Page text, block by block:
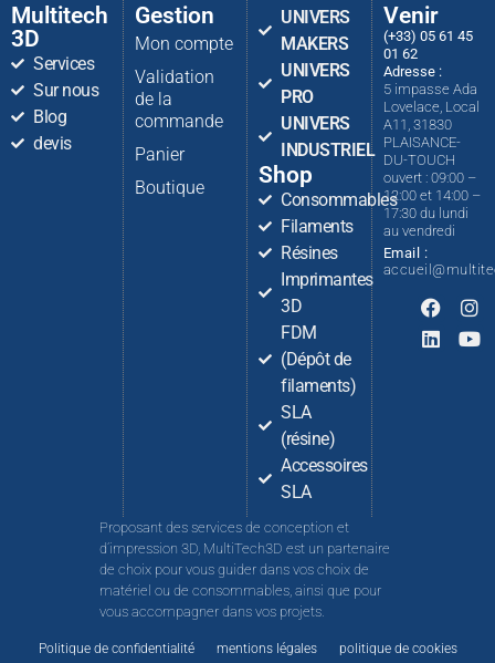
Multitech
3D
Services
Sur nous
Blog
devis
Gestion
Mon compte
Validation
de la
commande
Panier
Boutique
UNIVERS
MAKERS
UNIVERS
PRO
UNIVERS
INDUSTRIEL
Shop
Consommables
Filaments
Résines
Imprimantes
3D
FDM
(Dépôt de
filaments)
SLA
(résine)
Accessoires
SLA
Venir
(+33) 05 61 45
01 62
Adresse :
5 impasse Ada
Lovelace, Local
A11, 31830
PLAISANCE-
DU-TOUCH
ouvert : 09:00 –
12:00 et 14:00 –
17:30 du lundi
au vendredi
Email :
Proposant des services de conception et
d’impression 3D, MultiTech3D est un partenaire
de choix pour vous guider dans vos choix de
matériel ou de consommables, ainsi que pour
vous accompagner dans vos projets.
Politique de confidentialité mentions légales politique de cookies